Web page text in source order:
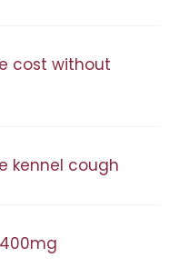
cost without
kennel cough